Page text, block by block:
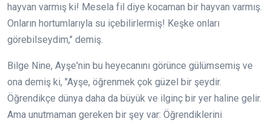
hayvan varmış ki! Mesela fil diye kocaman bir hayvan varmış.
Onların hortumlarıyla su içebilirlermiş! Keşke onları
görebilseydim," demiş.
Bilge Nine, Ayşe'nin bu heyecanını görünce gülümsemiş ve
ona demiş ki, "Ayşe, öğrenmek çok güzel bir şeydir.
Öğrendikçe dünya daha da büyük ve ilginç bir yer haline gelir.
Ama unutmaman gereken bir şey var: Öğrendiklerini